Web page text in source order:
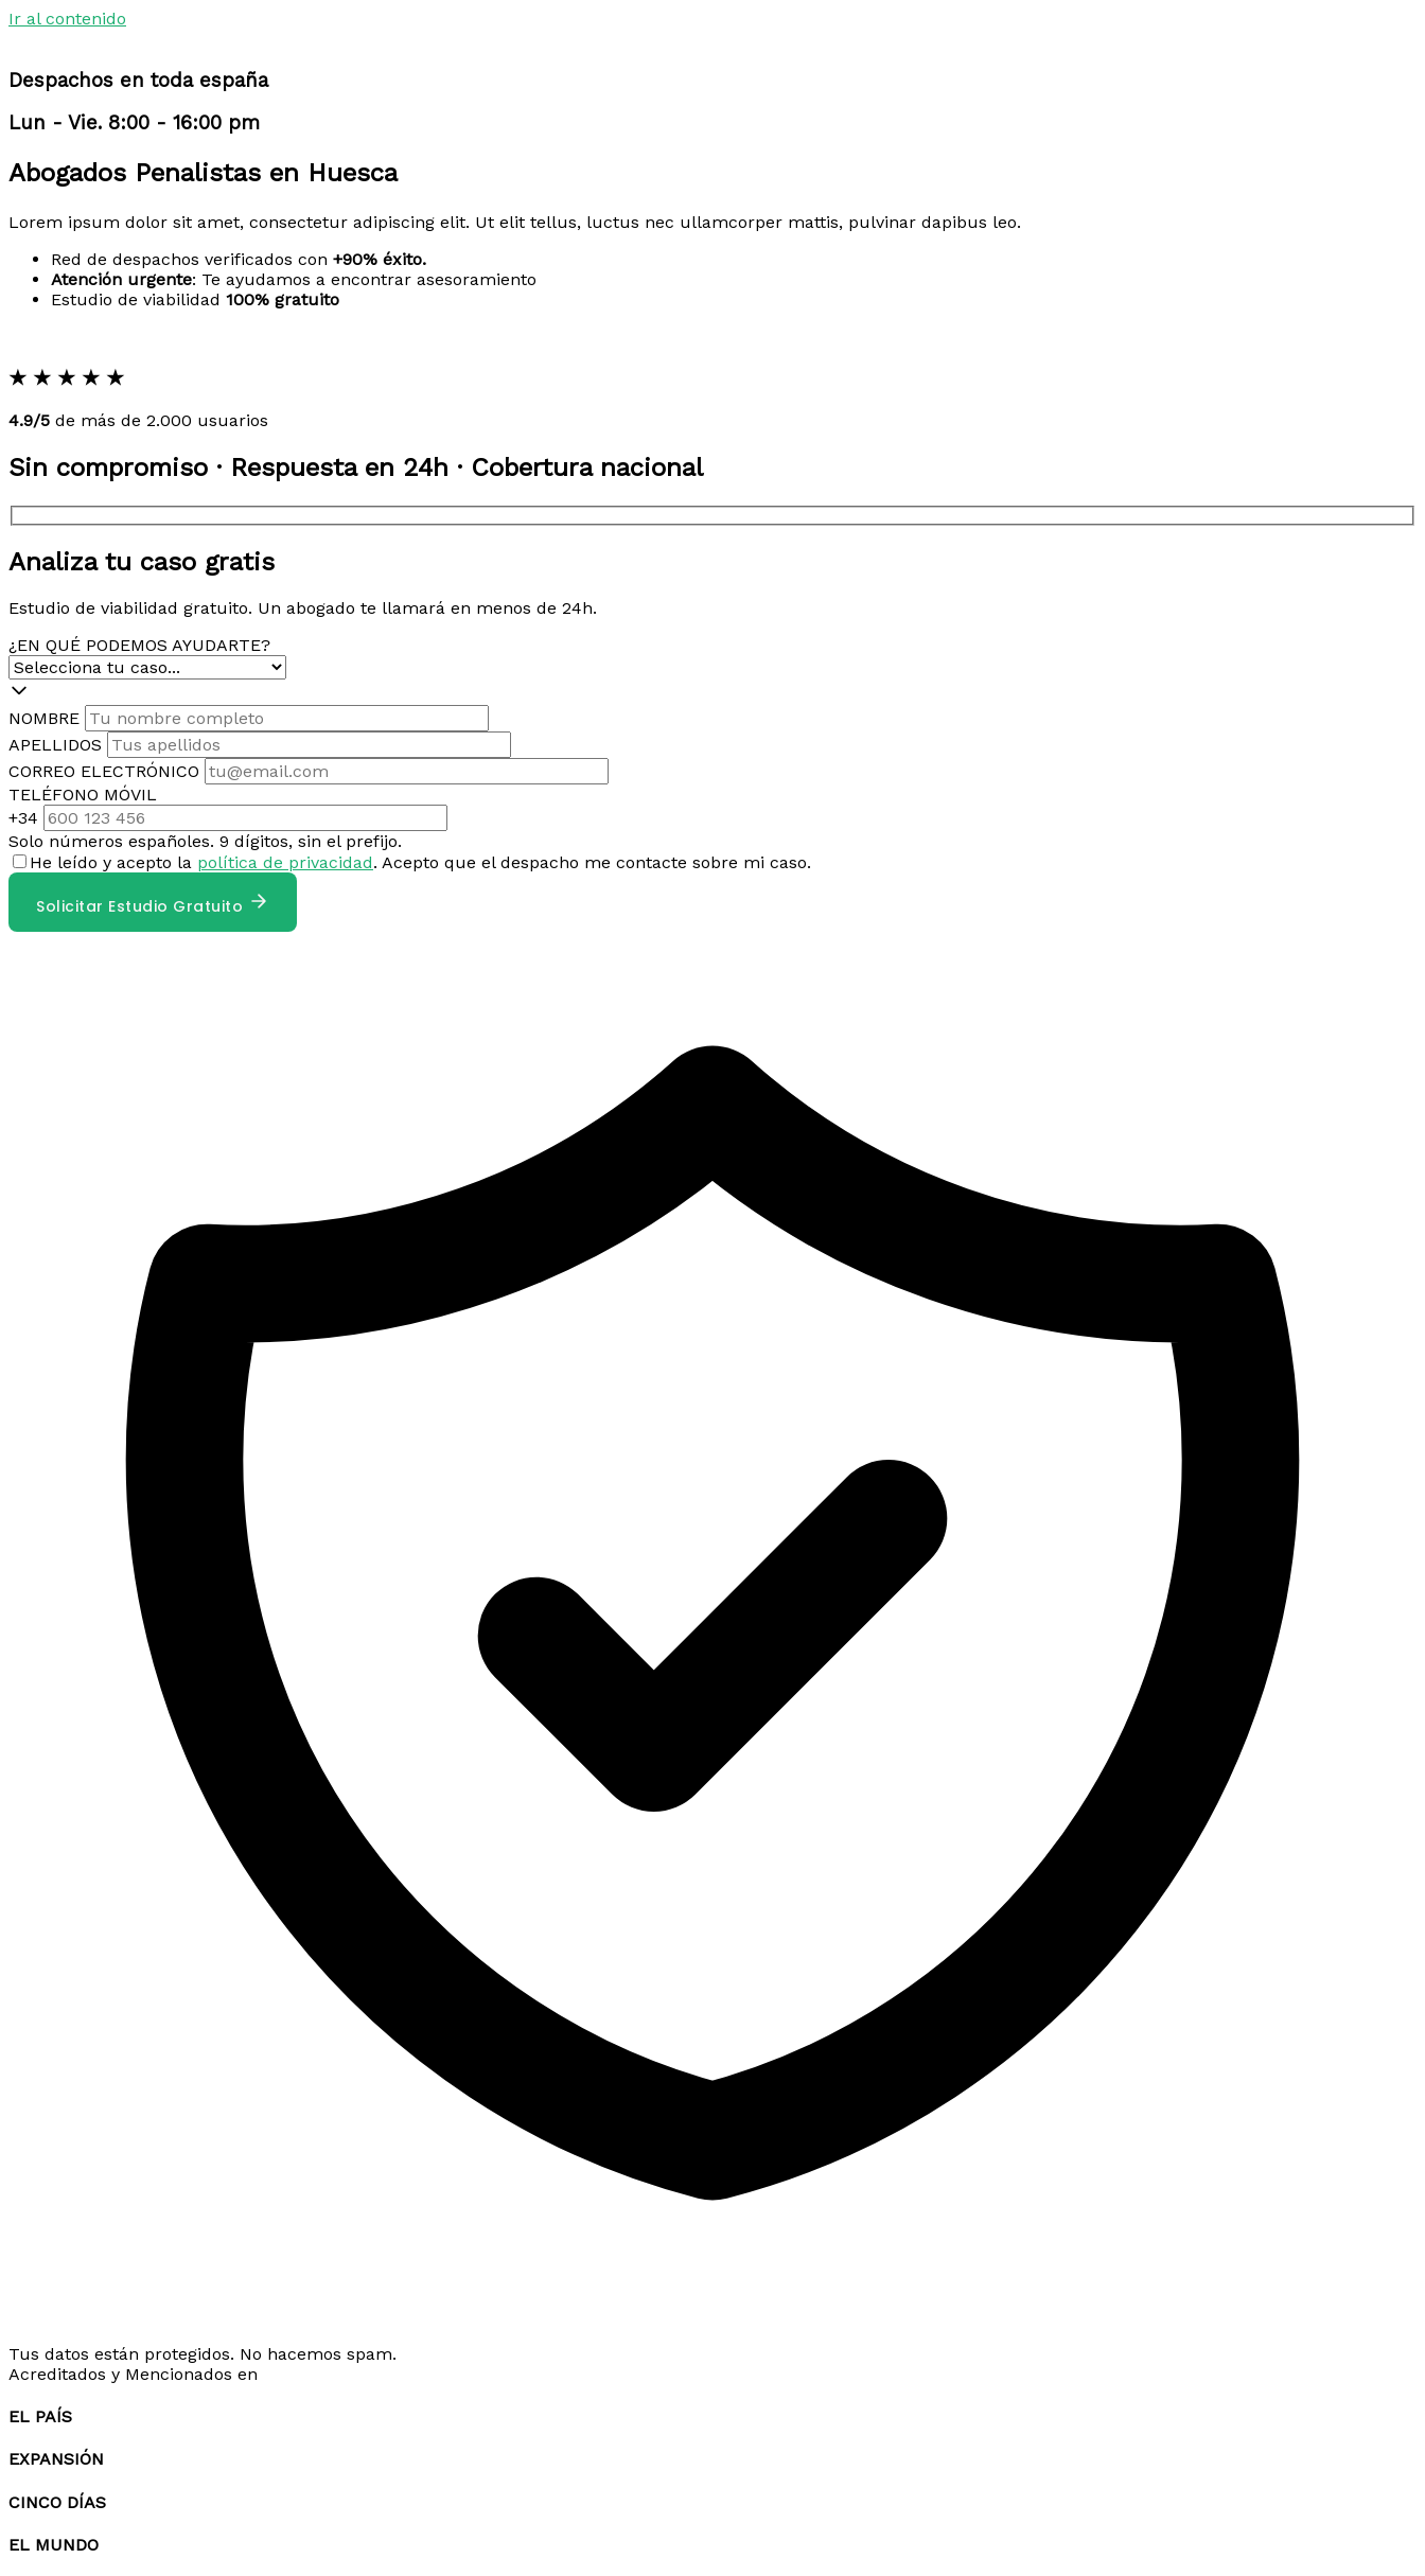
Ir al contenido
Despachos en toda españa
Lun - Vie. 8:00 - 16:00 pm
Abogados Penalistas en Huesca
Lorem ipsum dolor sit amet, consectetur adipiscing elit. Ut elit tellus, luctus nec ullamcorper mattis, pulvinar dapibus leo.
Red de despachos verificados con +90% éxito.
Atención urgente: Te ayudamos a encontrar asesoramiento
Estudio de viabilidad 100% gratuito
★ ★ ★ ★ ★
4.9/5 de más de 2.000 usuarios
Sin compromiso · Respuesta en 24h · Cobertura nacional
Analiza tu caso gratis
Estudio de viabilidad gratuito. Un abogado te llamará en menos de 24h.
¿EN QUÉ PODEMOS AYUDARTE?
NOMBRE
APELLIDOS
CORREO ELECTRÓNICO
TELÉFONO MÓVIL
+34
Solo números españoles. 9 dígitos, sin el prefijo.
He leído y acepto la política de privacidad. Acepto que el despacho me contacte sobre mi caso.
Solicitar Estudio Gratuito
Tus datos están protegidos. No hacemos spam.
Acreditados y Mencionados en
EL PAÍS
EXPANSIÓN
CINCO DÍAS
EL MUNDO